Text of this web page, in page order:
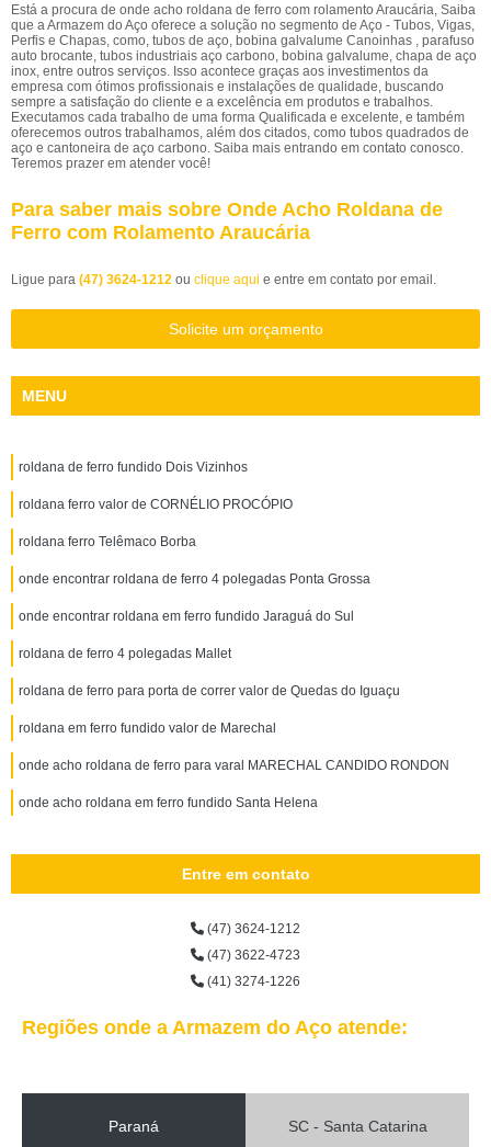
Está a procura de onde acho roldana de ferro com rolamento Araucária, Saiba
que a Armazem do Aço oferece a solução no segmento de Aço - Tubos, Vigas,
Perfis e Chapas, como, tubos de aço, bobina galvalume Canoinhas , parafuso
auto brocante, tubos industriais aço carbono, bobina galvalume, chapa de aço
inox, entre outros serviços. Isso acontece graças aos investimentos da
empresa com ótimos profissionais e instalações de qualidade, buscando
sempre a satisfação do cliente e a excelência em produtos e trabalhos.
Executamos cada trabalho de uma forma Qualificada e excelente, e também
oferecemos outros trabalhamos, além dos citados, como tubos quadrados de
aço e cantoneira de aço carbono. Saiba mais entrando em contato conosco.
Teremos prazer em atender você!
Para saber mais sobre Onde Acho Roldana de
Ferro com Rolamento Araucária
Ligue para (47) 3624-1212 ou clique aqui e entre em contato por email.
Solicite um orçamento
MENU
roldana de ferro fundido Dois Vizinhos
roldana ferro valor de CORNÉLIO PROCÓPIO
roldana ferro Telêmaco Borba
onde encontrar roldana de ferro 4 polegadas Ponta Grossa
onde encontrar roldana em ferro fundido Jaraguá do Sul
roldana de ferro 4 polegadas Mallet
roldana de ferro para porta de correr valor de Quedas do Iguaçu
roldana em ferro fundido valor de Marechal
onde acho roldana de ferro para varal MARECHAL CANDIDO RONDON
onde acho roldana em ferro fundido Santa Helena
Entre em contato
(47) 3624-1212
(47) 3622-4723
(41) 3274-1226
Regiões onde a Armazem do Aço atende:
Paraná SC - Santa Catarina